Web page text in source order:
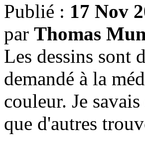
Publié : 17 Nov
par Thomas
Les dessins sont
demandé à la
couleur. Je
que d'autres